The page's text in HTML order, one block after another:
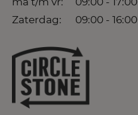
Zaterdag:
09:00 - 16:00